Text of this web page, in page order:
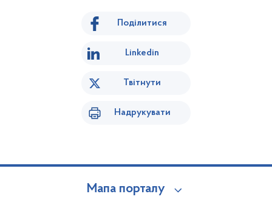
Поділитися
Linkedin
Твітнути
Надрукувати
Мапа порталу